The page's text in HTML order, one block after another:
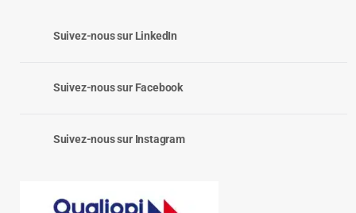
Suivez-nous sur LinkedIn
Suivez-nous sur Facebook
Suivez-nous sur Instagram